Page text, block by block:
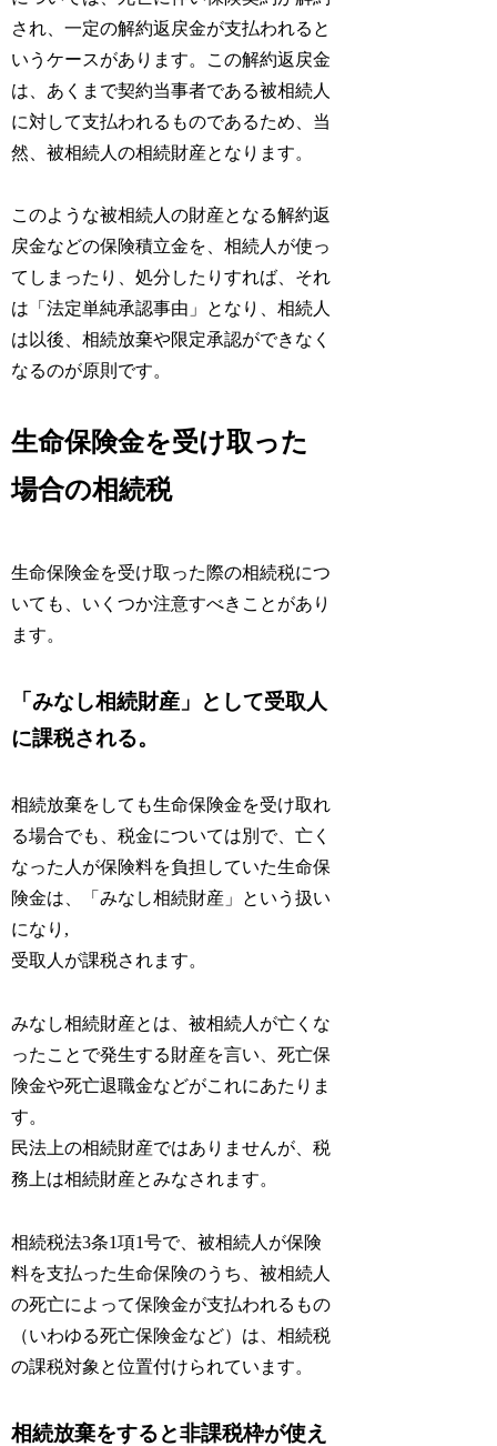
され、一定の解約返戻金が支払われると
いうケースがあります。この解約返戻金
は、あくまで契約当事者である被相続人
に対して支払われるものであるため、当
然、被相続人の相続財産となります。
このような被相続人の財産となる解約返
戻金などの保険積立金を、相続人が使っ
てしまったり、処分したりすれば、それ
は「法定単純承認事由」となり、相続人
は以後、相続放棄や限定承認ができなく
なるのが原則です。
生命保険金を受け取った
場合の相続税
生命保険金を受け取った際の相続税につ
いても、いくつか注意すべきことがあり
ます。
「みなし相続財産」として受取人
に課税される。
相続放棄をしても生命保険金を受け取れ
る場合でも、税金については別で、亡く
なった人が保険料を負担していた生命保
険金は、「みなし相続財産」という扱い
になり,
受取人が課税されます。
みなし相続財産とは、被相続人が亡くな
ったことで発生する財産を言い、死亡保
険金や死亡退職金などがこれにあたりま
す。
民法上の相続財産ではありませんが、税
務上は相続財産とみなされます。
相続税法3条1項1号で、被相続人が保険
料を支払った生命保険のうち、被相続人
の死亡によって保険金が支払われるもの
（いわゆる死亡保険金など）は、相続税
の課税対象と位置付けられています。
相続放棄をすると非課税枠が使え